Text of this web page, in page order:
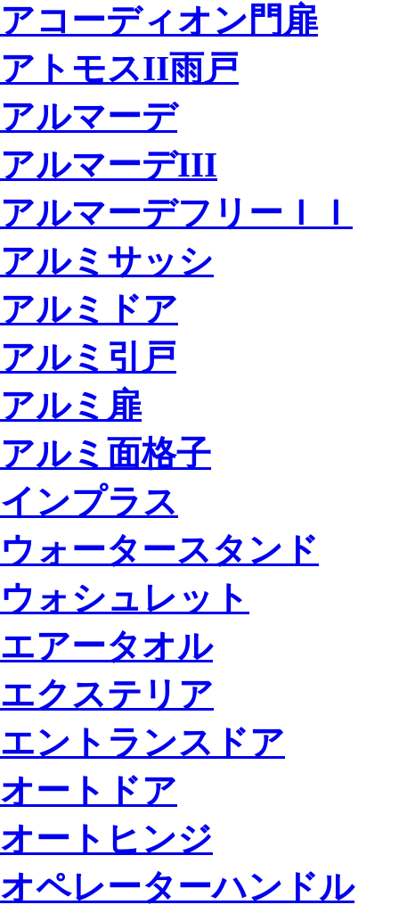
アコーディオン門扉
アトモスII雨戸
アルマーデ
アルマーデIII
アルマーデフリーＩＩ
アルミサッシ
アルミドア
アルミ引戸
アルミ扉
アルミ面格子
インプラス
ウォータースタンド
ウォシュレット
エアータオル
エクステリア
エントランスドア
オートドア
オートヒンジ
オペレーターハンドル